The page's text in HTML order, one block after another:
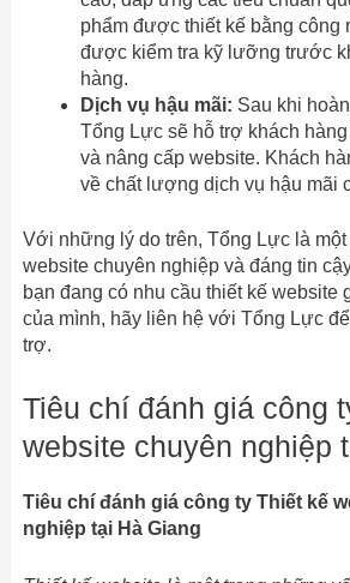
phẩm được thiết kế bằng công
được kiểm tra kỹ lưỡng trước
hàng.
Dịch vụ hậu mãi: Sau khi
Tổng Lực sẽ hỗ trợ khách
và nâng cấp website. Khách
về chất lượng dịch vụ hậu mãi
Với những lý do trên, Tổng Lực là
website chuyên nghiệp và đáng tin
bạn đang có nhu cầu thiết kế website
của mình, hãy liên hệ với Tổng Lực
trợ.
Tiêu chí đánh giá công
website chuyên nghiệp
Tiêu chí đánh giá công ty Thiết kế
nghiệp tại Hà Giang